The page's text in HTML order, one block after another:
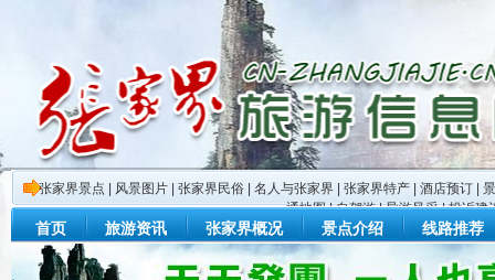
张家界景点 风景图片 张家界民俗 名人与张家界 张家界特产 酒店预订
通地图|自驾游|导游风采|投诉建
首页 旅游资讯 张家界概况 景点介绍 线路推荐